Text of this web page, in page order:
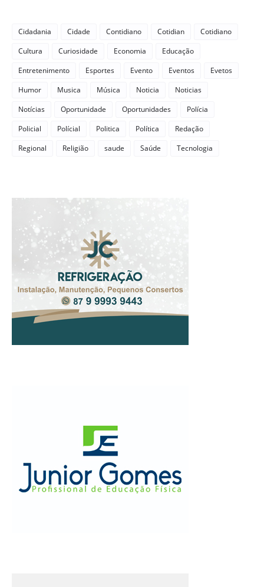
Cidadania Cidade Contidiano Cotidian
Cotidiano
Cultura
Curiosidade Economia
Educação
Entretenimento
Esportes Evento Eventos
Evetos
Humor
Musica Música Noticia
Noticias
Notícias
Oportunidade Oportunidades
Polícia
Policial
Polícial Politica Política
Redação
Regional
Religião saude Saúde Tecnologia